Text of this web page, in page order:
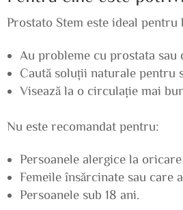
Prostato Stem este ideal
Au probleme cu prostata sau
Caută soluții naturale pentru
Visează la o circulație mai
Nu este recomandat pentru:
Persoanele alergice la
Femeile însărcinate sau care
Persoanele sub 18 ani.